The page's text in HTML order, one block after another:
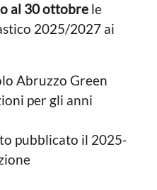
al 30 ottobre le
2025/2027 ai
Abruzzo Green
per gli anni
pubblicato il 2025-